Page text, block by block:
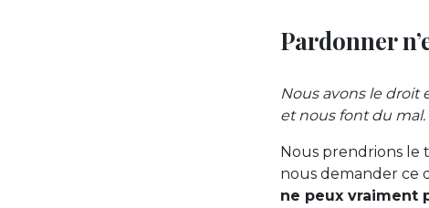
Pardonner
Nous avons le droit
et nous font du mal.
Nous prendrions le
nous demander ce
ne peux vraiment